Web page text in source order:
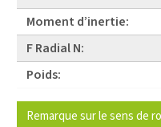
Moment d’inertie:
F Radial N:
Poids:
Remarque sur le sens de